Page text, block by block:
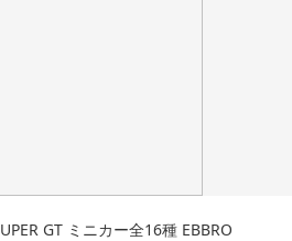
GT ミニカー全16種 EBBRO